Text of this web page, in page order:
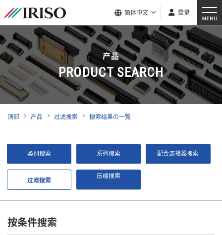
简体中文 登录
产品
PRODUCT SEARCH
顶部 产品 过滤搜索 搜索结果の一覧
类别搜索 系列搜索 配合连接器搜索
过滤搜索 压缩搜索
按条件搜索